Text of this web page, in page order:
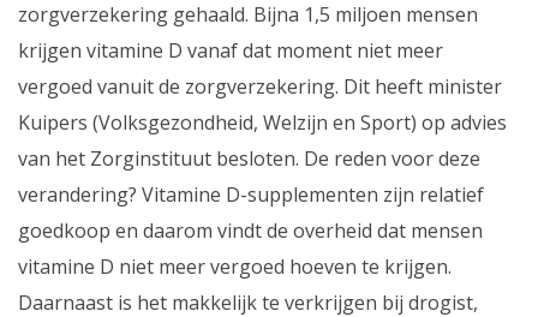
zorgverzekering gehaald. Bijna 1,5 miljoen mensen
krijgen vitamine D vanaf dat moment niet meer
vergoed vanuit de zorgverzekering. Dit heeft minister
Kuipers (Volksgezondheid, Welzijn en Sport) op advies
van het Zorginstituut besloten. De reden voor deze
verandering? Vitamine D-supplementen zijn relatief
goedkoop en daarom vindt de overheid dat mensen
vitamine D niet meer vergoed hoeven te krijgen.
Daarnaast is het makkelijk te verkrijgen bij drogist,